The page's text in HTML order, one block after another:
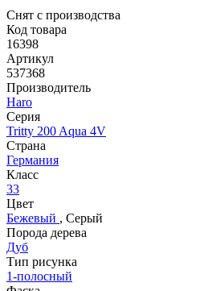
Снят с производства
Код товара
16398
Артикул
537368
Производитель
Haro
Серия
Tritty 200 Aqua 4V
Страна
Германия
Класс
33
Цвет
Бежевый , Серый
Порода дерева
Дуб
Тип рисунка
1-полосный